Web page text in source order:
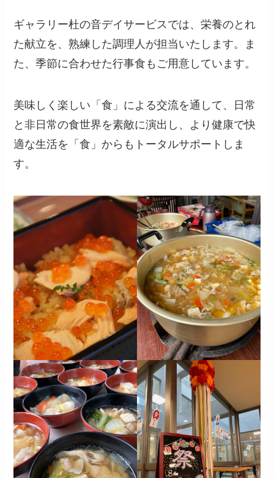
ギャラリー杜の音デイサービスでは、栄養のとれ
た献立を、熟練した調理人が担当いたします。ま
た、季節に合わせた行事食もご用意しています。
美味しく楽しい「食」による交流を通して、日常
と非日常の食世界を素敵に演出し、より健康で快
適な生活を「食」からもトータルサポートしま
す。